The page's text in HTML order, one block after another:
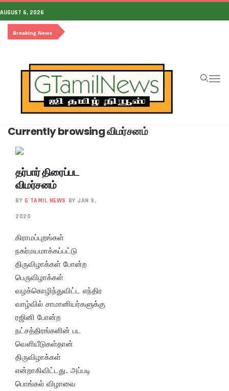
AUGUST 6, 2026
Breaking News
Currently browsing விமர்சனம்
தர்பார் திரைப்பட
விமர்சனம்
BY G TAMIL NEWS BY JAN 9,
2020
கிராமப்புறங்கள்
நகர்மயமாக்கப்பட்டு
திருவிழாக்கள் போன்ற
பெருவிழாக்கள்
வழக்கொழிந்துவிட்ட எந்திர
வாழ்வில் சாமானியர்களுக்கு
ரஜினி போன்ற
நட்சத்திரங்களின் பட
வெளியீடுகள்தான்
திருவிழாக்கள்
என்றாகிவிட்டது. அப்படி
பொங்கல் விழாவை